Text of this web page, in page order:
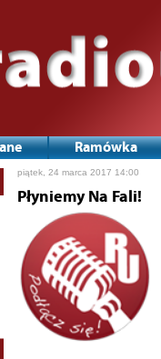
Ramówka
piątek, 24 marca 2017 14:00
Płyniemy Na Fali!